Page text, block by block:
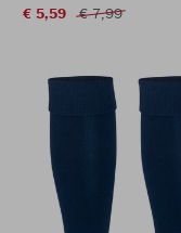
€ 5,59
€ 7,99